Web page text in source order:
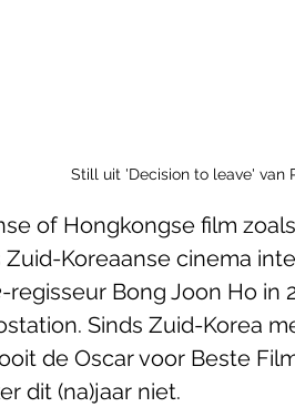
Still uit 'Decision to leave' van
of Hongkongse film zoals
Zuid-Koreaanse cinema
-regisseur Bong Joon Ho in
Sinds Zuid-Korea
de Oscar voor Beste
dit (na)jaar niet.